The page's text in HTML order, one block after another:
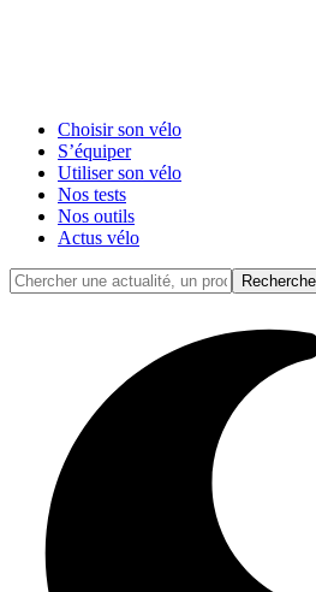
Choisir son vélo
S’équiper
Utiliser son vélo
Nos tests
Nos outils
Actus vélo